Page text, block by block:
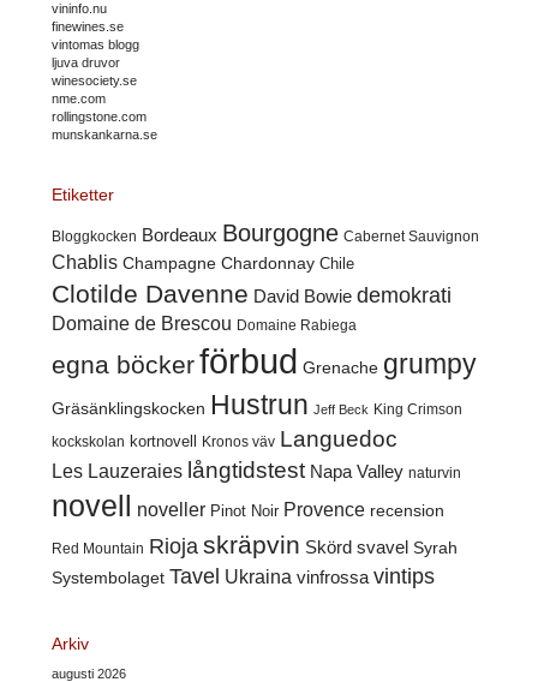
vininfo.nu
finewines.se
vintomas blogg
ljuva druvor
winesociety.se
nme.com
rollingstone.com
munskankarna.se
Etiketter
Bloggkocken Bordeaux Bourgogne Cabernet Sauvignon
Chablis Champagne Chardonnay Chile
Clotilde Davenne David Bowie demokrati
Domaine de Brescou Domaine Rabiega
egna böckerförbud Grenache grumpy
Gräsänklingskocken Hustrun Jeff Beck King Crimson
kockskolan kortnovell Kronos väv Languedoc
Les Lauzeraies långtidstest Napa Valley naturvin
novell noveller Pinot Noir Provence recension
Red Mountain Rioja skräpvin Skörd svavel Syrah
Systembolaget Tavel Ukraina vinfrossa vintips
Arkiv
augusti 2026